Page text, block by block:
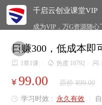
千启云创业课堂VIP
成为VIP，万G资源随心

日赚300，低成本即
 1章1课  热度 10792 
¥ 99.00 原价 ¥99.00
 学习时效 : 永久有效